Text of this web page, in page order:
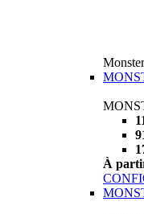
Monster
À